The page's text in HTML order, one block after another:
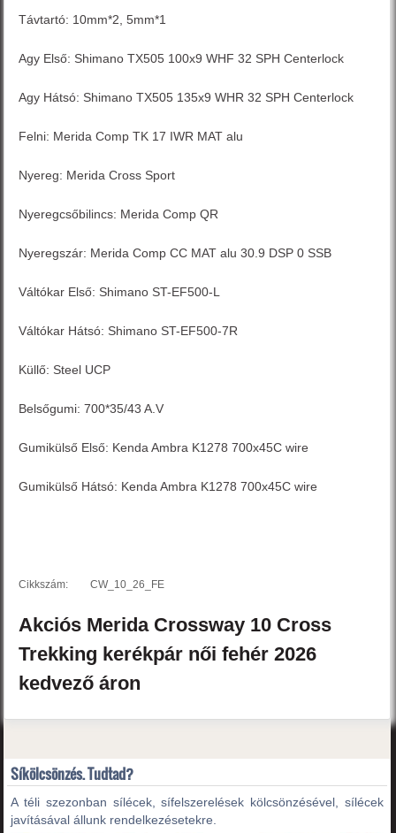
Távtartó: 10mm*2, 5mm*1
Agy Első: Shimano TX505 100x9 WHF 32 SPH Centerlock
Agy Hátsó: Shimano TX505 135x9 WHR 32 SPH Centerlock
Felni: Merida Comp TK 17 IWR MAT alu
Nyereg: Merida Cross Sport
Nyeregcsőbilincs: Merida Comp QR
Nyeregszár: Merida Comp CC MAT alu 30.9 DSP 0 SSB
Váltókar Első: Shimano ST-EF500-L
Váltókar Hátsó: Shimano ST-EF500-7R
Küllő: Steel UCP
Belsőgumi: 700*35/43 A.V
Gumikülső Első: Kenda Ambra K1278 700x45C wire
Gumikülső Hátsó: Kenda Ambra K1278 700x45C wire
Cikkszám: CW_10_26_FE
Akciós Merida Crossway 10 Cross
Trekking kerékpár nőifehér2026
kedvező áron
Síkölcsönzés. Tudtad?
A téli szezonban sílécek, sífelszerelések kölcsönzésével, sílécek
javításával állunk rendelkezésetekre.